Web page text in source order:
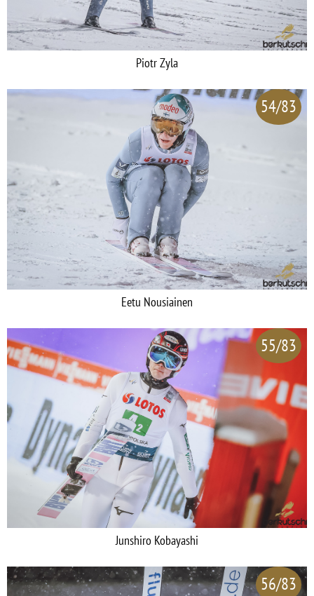
Piotr Zyla
54/83
Eetu Nousiainen
55/83
Junshiro Kobayashi
56/83